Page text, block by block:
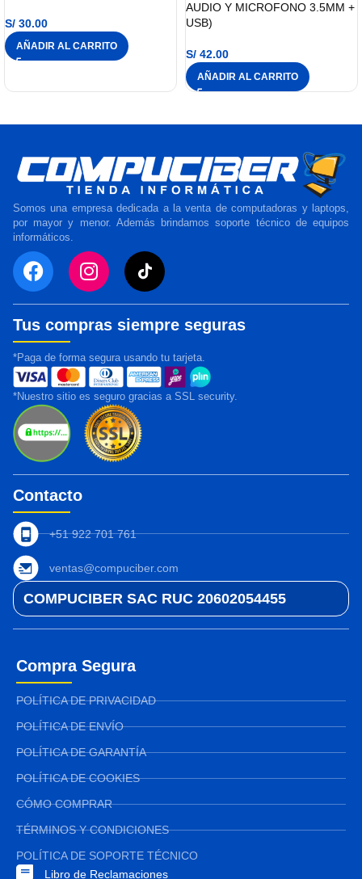
S/ 30.00
AÑADIR AL CARRITO
AUDIO Y MICROFONO 3.5MM +
USB)
S/ 42.00
AÑADIR AL CARRITO
Somos una empresa dedicada a la venta de computadoras y laptops,
por mayor y menor. Además brindamos soporte técnico de equipos
informáticos.
Tus compras siempre seguras
*Paga de forma segura usando tu tarjeta.
*Nuestro sitio es seguro gracias a SSL security.
Contacto
+51 922 701 761
ventas@compuciber.com
COMPUCIBER SAC RUC 20602054455
Compra Segura
POLÍTICA DE PRIVACIDAD
POLÍTICA DE ENVÍO
POLÍTICA DE GARANTÍA
POLÍTICA DE COOKIES
CÓMO COMPRAR
TÉRMINOS Y CONDICIONES
POLÍTICA DE SOPORTE TÉCNICO
Libro de Reclamaciones